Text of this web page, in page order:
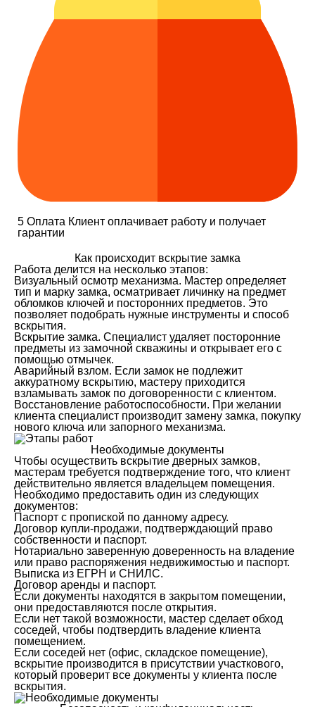
5 Оплата Клиент оплачивает работу и получает
гарантии
Как происходит вскрытие замка
Работа делится на несколько этапов:
Визуальный осмотр механизма. Мастер определяет
тип и марку замка, осматривает личинку на предмет
обломков ключей и посторонних предметов. Это
позволяет подобрать нужные инструменты и способ
вскрытия.
Вскрытие замка. Специалист удаляет посторонние
предметы из замочной скважины и открывает его с
помощью отмычек.
Аварийный взлом. Если замок не подлежит
аккуратному вскрытию, мастеру приходится
взламывать замок по договоренности с клиентом.
Восстановление работоспособности. При желании
клиента специалист производит замену замка, покупку
нового ключа или запорного механизма.
Необходимые документы
Чтобы осуществить вскрытие дверных замков,
мастерам требуется подтверждение того, что клиент
действительно является владельцем помещения.
Необходимо предоставить один из следующих
документов:
Паспорт с пропиской по данному адресу.
Договор купли-продажи, подтверждающий право
собственности и паспорт.
Нотариально заверенную доверенность на владение
или право распоряжения недвижимостью и паспорт.
Выписка из ЕГРН и СНИЛС.
Договор аренды и паспорт.
Если документы находятся в закрытом помещении,
они предоставляются после открытия.
Если нет такой возможности, мастер сделает обход
соседей, чтобы подтвердить владение клиента
помещением.
Если соседей нет (офис, складское помещение),
вскрытие производится в присутствии участкового,
который проверит все документы у клиента после
вскрытия.